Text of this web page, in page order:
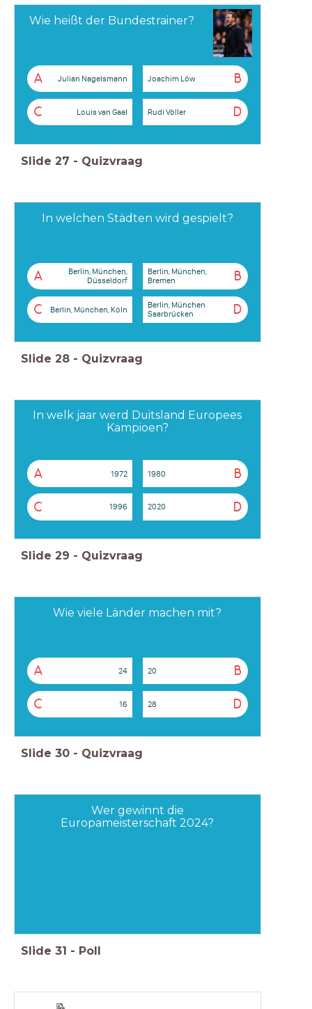
Wie heißt der Bundestrainer?
A Julian Nagelsmann B
Joachim Löw
C Louis van Gaal D
Rudi Völler
Slide 27 - Quizvraag
In welchen Städten wird gespielt?
A
Berlin, München,
Düsseldorf
B
Berlin, München,
Bremen
C Berlin, München, Köln D
Berlin, München
Saarbrücken
Slide 28 - Quizvraag
In welk jaar werd Duitsland Europees
Kampioen?
A 1972 B
1980
C 1996 D
2020
Slide 29 - Quizvraag
Wie viele Länder machen mit?
A 24 B
20
C 16 D
28
Slide 30 - Quizvraag
Wer gewinnt die
Europameisterschaft 2024?
Slide 31 - Poll